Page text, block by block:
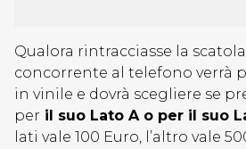
Qualora rintracciasse la scatola
concorrente al telefono verrà
in vinile e dovrà scegliere se
per il suo Lato A o per il suo
lati vale 100 Euro, l’altro vale